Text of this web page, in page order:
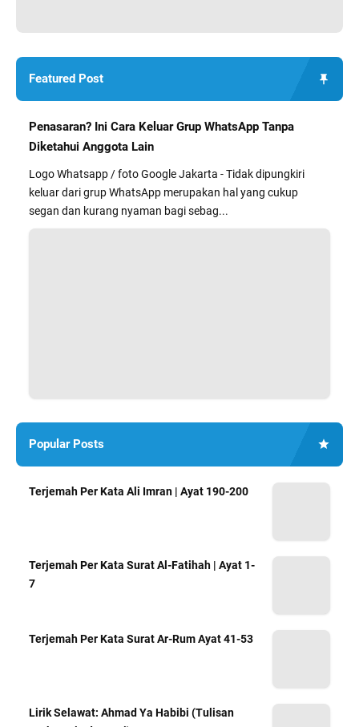
Featured Post
Penasaran? Ini Cara Keluar Grup WhatsApp Tanpa
Diketahui Anggota Lain
Logo Whatsapp / foto Google Jakarta - Tidak dipungkiri
keluar dari grup WhatsApp merupakan hal yang cukup
segan dan kurang nyaman bagi sebag...
Popular Posts
Terjemah Per Kata Ali Imran | Ayat 190-200
Terjemah Per Kata Surat Al-Fatihah | Ayat 1-
7
Terjemah Per Kata Surat Ar-Rum Ayat 41-53
Lirik Selawat: Ahmad Ya Habibi (Tulisan